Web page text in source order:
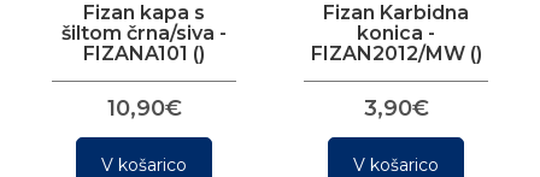
Fizan kapa s
šiltom črna/siva -
FIZANA101 ()
10,90€
V košarico
Fizan Karbidna
konica -
FIZAN2012/MW ()
3,90€
V košarico